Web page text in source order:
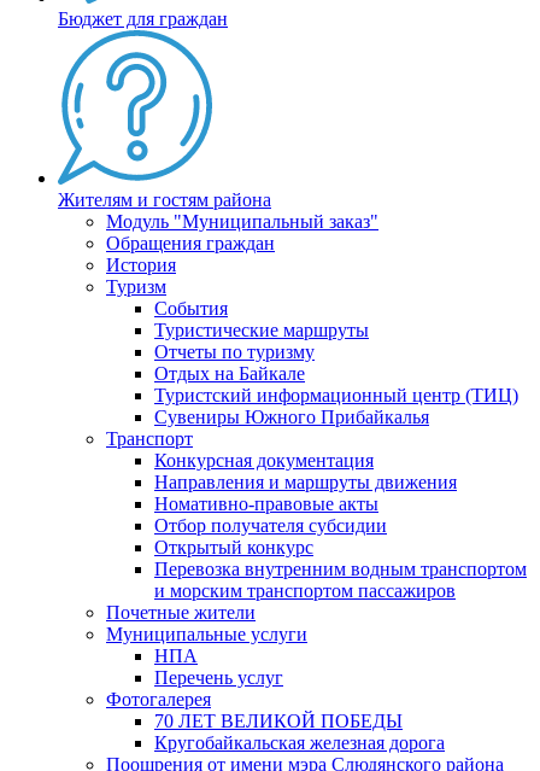
Бюджет для граждан
Жителям и гостям района
Модуль "Муниципальный заказ"
Обращения граждан
История
Туризм
События
Туристические маршруты
Отчеты по туризму
Отдых на Байкале
Туристский информационный центр (ТИЦ)
Сувениры Южного Прибайкалья
Транспорт
Конкурсная документация
Направления и маршруты движения
Номативно-правовые акты
Отбор получателя субсидии
Открытый конкурс
Перевозка внутренним водным транспортом
и морским транспортом пассажиров
Почетные жители
Муниципальные услуги
НПА
Перечень услуг
Фотогалерея
70 ЛЕТ ВЕЛИКОЙ ПОБЕДЫ
Кругобайкальская железная дорога
Поощрения от имени мэра Слюдянского района